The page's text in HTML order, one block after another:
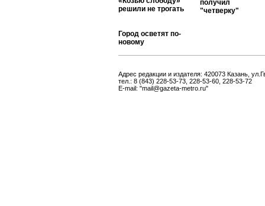
решили не трогать
получил
"четверку"
Город осветят по-
новому
Адрес редакции и издателя: 420073 Казань,
тел.: 8 (843) 228-53-73, 228-53-60, 228-53-72
E-mail: "mail@gazeta-metro.ru"